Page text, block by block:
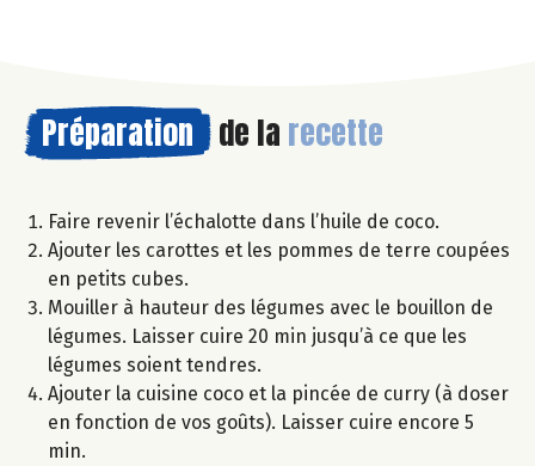
Préparation de la recette
Faire revenir l’échalotte dans l’huile de coco.
Ajouter les carottes et les pommes de terre coupées
en petits cubes.
Mouiller à hauteur des légumes avec le bouillon de
légumes. Laisser cuire 20 min jusqu’à ce que les
légumes soient tendres.
Ajouter la cuisine coco et la pincée de curry (à doser
en fonction de vos goûts). Laisser cuire encore 5
min.